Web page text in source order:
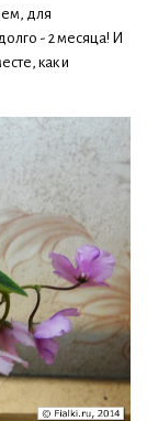
для
- 2 месяца! И
как и